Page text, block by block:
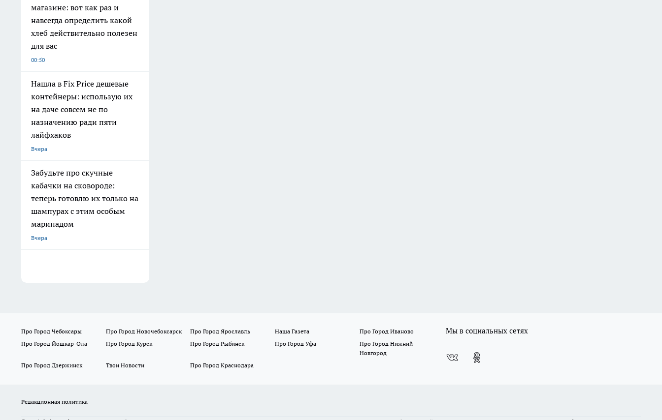
магазине: вот как раз и
навсегда определить какой
хлеб действительно полезен
для вас
00:50
Нашла в Fix Price дешевые
контейнеры: использую их
на даче совсем не по
назначению ради пяти
лайфхаков
Вчера
Забудьте про скучные
кабачки на сковороде:
теперь готовлю их только на
шампурах с этим особым
маринадом
Вчера
Про Город Чебоксары Про Город Новочебоксарск Про Город Ярославль Наша Газета
Про Город Иваново
Про Город Йошкар-Ола
Про Город Курск Про Город Рыбинск Про Город Уфа
Про Город Нижний
Новгород
Про Город Дзержинск
Твои Новости Про Город Краснодара
Мы в социальных сетях
Редакционная политика